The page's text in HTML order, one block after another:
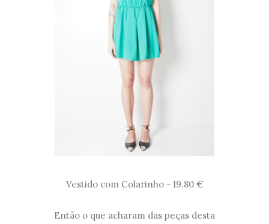
Vestido com Colarinho - 19.80 €
Então o que acharam das peças desta